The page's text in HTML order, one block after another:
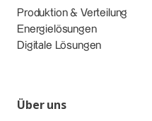
Produktion & Verteilung
Energielösungen
Digitale Lösungen
Über uns